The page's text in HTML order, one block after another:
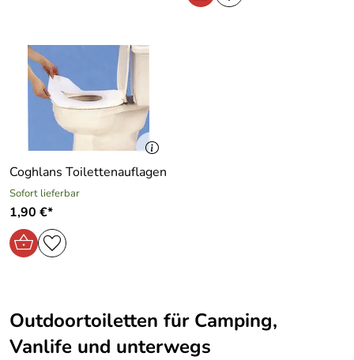
Coghlans Toilettenauflagen
Sofort lieferbar
1,90 €*
Outdoortoiletten für Camping,
Vanlife und unterwegs